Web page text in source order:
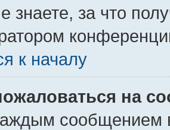
знаете, за что
к началу
на
сообщением